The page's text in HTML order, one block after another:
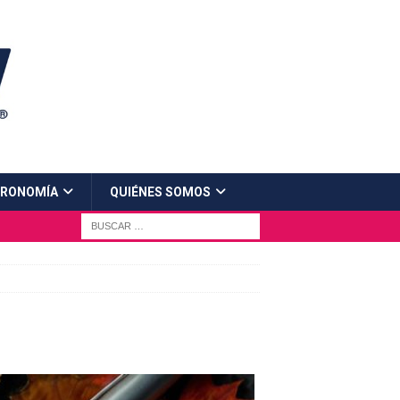
QUIÉNES SOMOS